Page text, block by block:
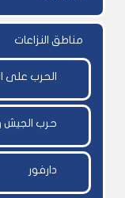
مناطق النزاعات
الحرب على
حرب الجيش
دارفور